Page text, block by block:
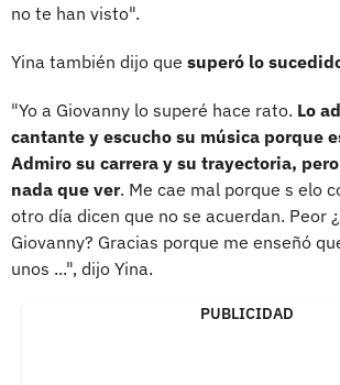
no te han visto".
Yina también dijo que superó lo
"Yo a Giovanny lo superé hace rato. Lo
cantante y escucho su música porque
Admiro su carrera y su trayectoria,
nada que ver. Me cae mal porque s elo
otro día dicen que no se acuerdan. Peor
Giovanny? Gracias porque me enseñó
unos ...", dijo Yina.
PUBLICIDAD